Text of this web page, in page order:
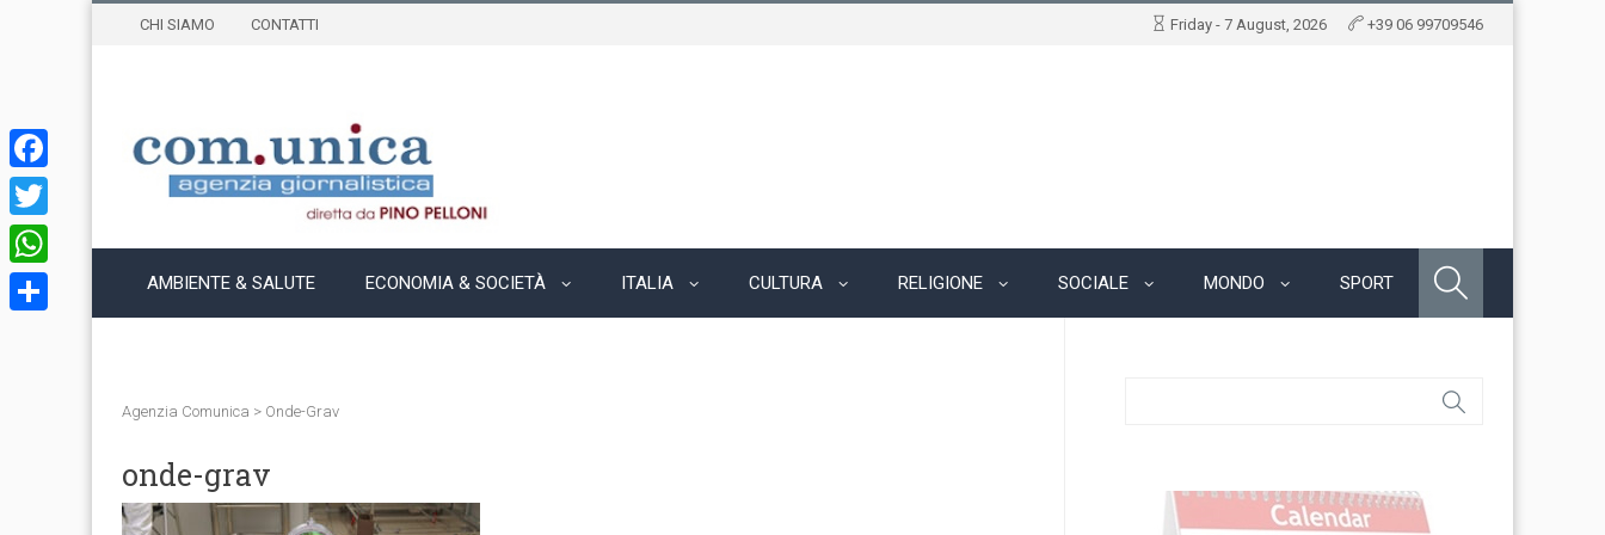
CHI SIAMO CONTATTI Friday - 7 August, 2026 +39 06 99709546
AMBIENTE & SALUTE ECONOMIA & SOCIETÀ ITALIA CULTURA RELIGIONE SOCIALE MONDO SPORT
Agenzia Comunica > Onde-Grav
onde-grav
Facebook
Twitter
WhatsApp